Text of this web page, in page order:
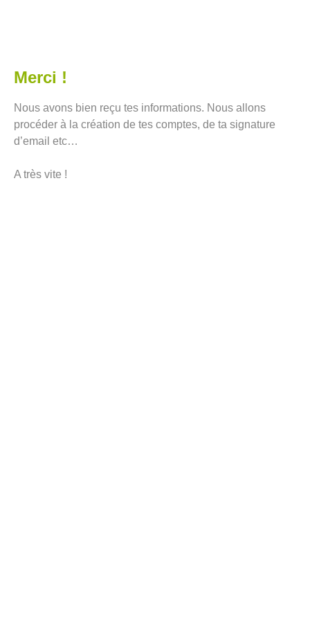
Merci !
Nous avons bien reçu tes informations. Nous allons
procéder à la création de tes comptes, de ta signature
d’email etc…
A très vite !